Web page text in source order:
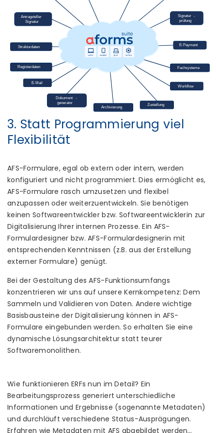
3. Statt Programmierung viel
Flexibilität
AFS-Formulare, egal ob extern oder intern, werden
konfiguriert und nicht programmiert. Dies ermöglicht es,
AFS-Formulare rasch umzusetzen und flexibel
anzupassen oder weiterzuentwickeln. Sie benötigen
keinen Softwareentwickler bzw. Softwareentwicklerin zur
Digitalisierung Ihrer internen Prozesse. Ein AFS-
Formulardesigner bzw. AFS-Formulardesignerin mit
entsprechenden Kenntnissen (z.B. aus der Erstellung
externer Formulare) genügt.
Bei der Gestaltung des AFS-Funktionsumfangs
konzentrieren wir uns auf unsere Kernkompetenz: Dem
Sammeln und Validieren von Daten. Andere wichtige
Basisbausteine der Digitalisierung können in AFS-
Formulare eingebunden werden. So erhalten Sie eine
dynamische Lösungsarchitektur statt teurer
Softwaremonolithen.
Wie funktionieren ERFs nun im Detail? Ein
Bearbeitungsprozess generiert unterschiedliche
Informationen und Ergebnisse (sogenannte Metadaten)
und durchläuft verschiedene Status-Ausprägungen.
Erfahren wie Metadaten mit AFS abgebildet werden…